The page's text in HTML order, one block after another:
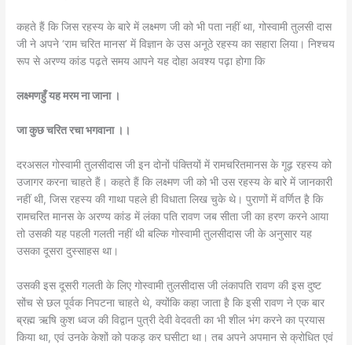
कहते हैं कि जिस रहस्य के बारे में लक्ष्मण जी को भी पता नहीं था, गोस्वामी तुलसी दास
जी ने अपने ‘राम चरित मानस’ में विज्ञान के उस अनूठे रहस्य का सहारा लिया। निश्चय
रूप से अरण्य कांड पढ़ते समय आपने यह दोहा अवश्य पढ़ा होगा कि
लक्ष्मणहुँ यह मरम ना जाना ।
जा कुछ चरित रचा भगवाना ।।
दरअसल गोस्वामी तुलसीदास जी इन दोनों पंक्तियों में रामचरितमानस के गूढ़ रहस्य को
उजागर करना चाहते हैं। कहते हैं कि लक्ष्मण जी को भी उस रहस्य के बारे में जानकारी
नहीं थी, जिस रहस्य की गाथा पहले ही विधाता लिख चुके थे। पुराणों में वर्णित है़ कि
रामचरित मानस के अरण्य कांड में लंका पति रावण जब सीता जी का हरण करने आया
तो उसकी यह पहली गलती नहीं थी बल्कि गोस्वामी तुलसीदास जी के अनुसार यह
उसका दूसरा दुस्साहस था।
उसकी इस दूसरी गलती के लिए गोस्वामी तुलसीदास जी लंकापति रावण की इस दुष्ट
सोंच से छल पूर्वक निपटना चाहते थे, क्योंकि कहा जाता है़ कि इसी रावण ने एक बार
ब्रह्म ऋषि कुश ध्वज की विद्वान पुत्री देवी वेदवती का भी शील भंग करने का प्रयास
किया था, एवं उनके केशों को पकड़ कर घसीटा था। तब अपने अपमान से क्रोधित एवं